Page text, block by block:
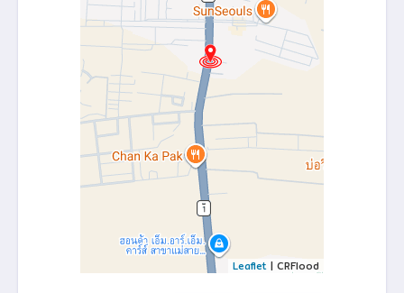
Leaflet | CRFlood